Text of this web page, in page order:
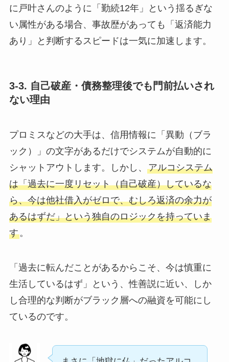
に戸叶さんのように「勤続12年」という揺るぎな
い属性がある場合、事故歴があっても「返済能力
あり」と判断するスピードは一気に加速します。
3-3. 自己破産・債務整理後でも門前払いされ
ない理由
プロミスなどの大手は、信用情報に「異動（ブラ
ック）」の文字があるだけでシステムが自動的に
シャットアウトします。しかし、 アルコシステム
は「過去に一度リセット（自己破産）しているな
ら、今は他社借入がゼロで、むしろ返済の余力が
あるはずだ」という独自のロジックを持っていま
す。
「過去に転んだことがあるからこそ、今は慎重に
生活しているはず」という、性善説に近い、しか
し合理的な判断がブラック層への融資を可能にし
ているのです。